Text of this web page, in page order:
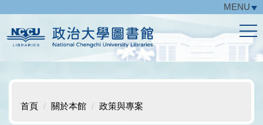
主
要
區
MENU
首頁 關於本館 政策與專案